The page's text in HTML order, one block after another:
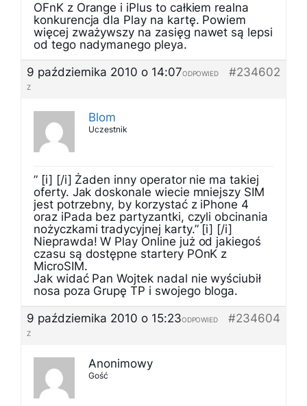
OFnK z Orange i iPlus to całkiem realna
konkurencja dla Play na kartę. Powiem
więcej zważywszy na zasięg nawet są lepsi
od tego nadymanego pleya.
9 października 2010 o 14:07
#234602
ODPOWIED
Z
Blom
Uczestnik
” [i] [/i] Żaden inny operator nie ma takiej
oferty. Jak doskonale wiecie mniejszy SIM
jest potrzebny, by korzystać z iPhone 4
oraz iPada bez partyzantki, czyli obcinania
nożyczkami tradycyjnej karty.” [i] [/i]
Nieprawda! W Play Online już od jakiegoś
czasu są dostępne startery POnK z
MicroSIM.
Jak widać Pan Wojtek nadal nie wyściubił
nosa poza Grupę TP i swojego bloga.
9 października 2010 o 15:23
#234604
ODPOWIED
Z
Anonimowy
Gość